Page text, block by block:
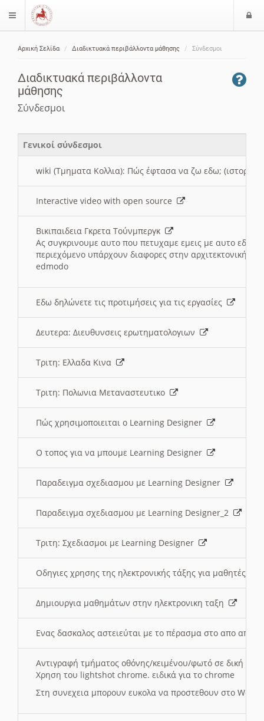
$langMenu
Αρχική Σελίδα Διαδικτυακά περιβάλλοντα μάθησης Σύνδεσμοι
Διαδικτυακά περιβάλλοντα
μάθησης
Σύνδεσμοι
Γενικοί σύνδεσμοι
wiki (Τμηματα Κολλια): Πώς έφτασα να ζω εδω; (ιστορια)
Interactive video with open source
Βικιπαιδεια Γκρετα Τούνμπεργκ
Ας συγκρινουμε αυτο που πετυχαμε εμεις με αυτο εδω
περιεχόμενο υπάρχουν διαφορες στην αρχιτεκτονική
edmodo
Εδω δηλώνετε τις προτιμήσεις για τις εργασίες
Δευτερα: Διευθυνσεις ερωτηματολογιων
Τριτη: Ελλαδα Κινα
Τριτη: Πολωνια Μεταναστευτικο
Πώς χρησιμοποιειται ο Learning Designer
O τοπος για να μπουμε Learning Designer
Παραδειγμα σχεδιασμου με Learning Designer
Παραδειγμα σχεδιασμου με Learning Designer_2
Τριτη: Σχεδιασμοι με Learning Designer
Οδηγιες χρησης της ηλεκτρονικής τάξης για μαθητές
Δημιουργια μαθημάτων στην ηλεκτρονικη ταξη
Ενας δασκαλος αστειεύται με το πέρασμα στο απο
Αντιγραφή τμήματος οθόνης/κειμένου/φωτό σε δική
Χρηση του lightshot chrome. ειδικά για το chrome
Στη συνεχεια μπορουν ευκολα να προστεθουν στο Word